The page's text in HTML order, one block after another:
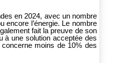
en 2024, avec un nombre
l’énergie. Le nombre
fait la preuve de son
à une solution acceptée des
moins de 10% des